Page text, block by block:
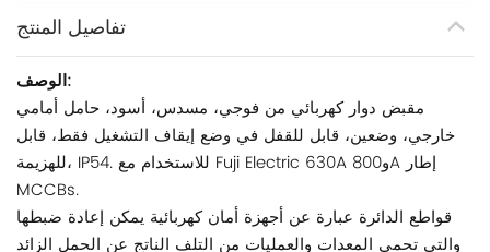
تفاصيل المنتج
الوصف:
مقبض دوار كهربائي من فوجي، مسدس، أسود، حامل أمامي
خارجي، وضعين، قابل للقفل في وضع إيقاف التشغيل فقط، قابل
للهزيمة، IP54. للاستخدام مع Fuji Electric 630A و800A إطار
MCCBs.
قواطع الدائرة عبارة عن أجهزة أمان كهربائية يمكن إعادة ضبطها
والتي تحمي المعدات والعمليات من التلف الناتج عن الحمل الزائد